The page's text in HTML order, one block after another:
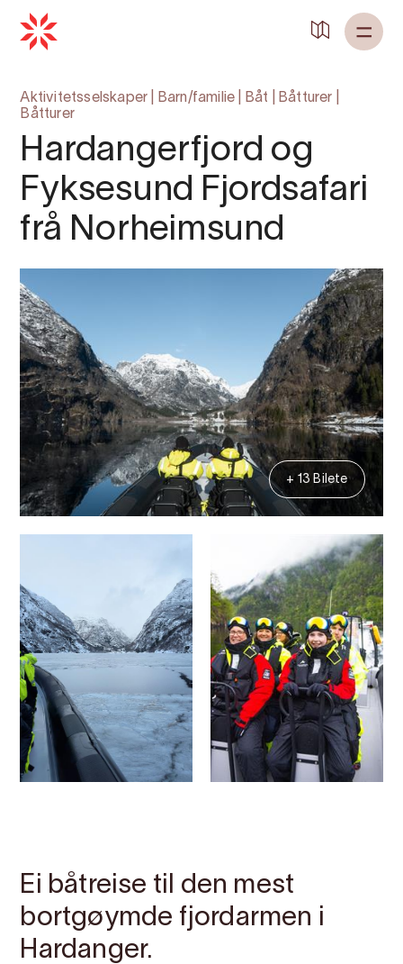
Aktivitetsselskaper Barn/familie Båt Båtturer
Båtturer
Hardangerfjord og
Fyksesund Fjordsafari
frå Norheimsund
+ 13 Bilete
Ei båtreise til den mest
bortgøymde fjordarmen i
Hardanger.